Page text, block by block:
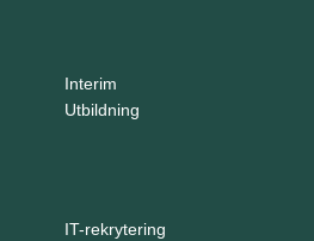
Interim
Utbildning
IT-rekrytering